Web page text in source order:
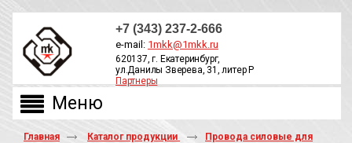
+7 (343) 237-2-666
e-mail: 1mkk@1mkk.ru
620137, г. Екатеринбург,
ул.Данилы Зверева, 31, литер Р
Партнеры
Главная Каталог продукции
Провода силовые для